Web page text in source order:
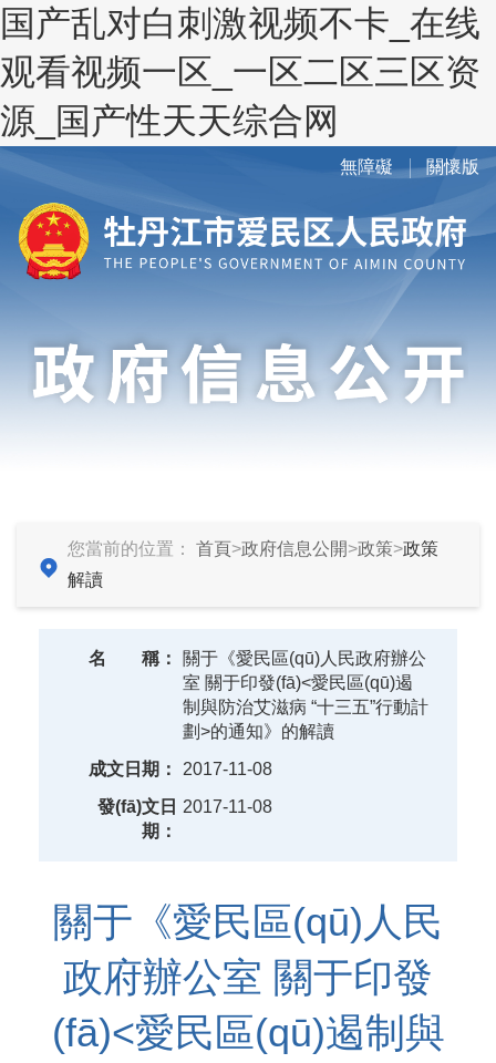
国产乱对白刺激视频不卡_在线
观看视频一区_一区二区三区资
源_国产性天天综合网
無障礙 關懷版
您當前的位置： 首頁>政府信息公開>政策>政策
解讀
名 稱：
關于《愛民區(qū)人民政府辦公
室 關于印發(fā)<愛民區(qū)遏
制與防治艾滋病 “十三五”行動計
劃>的通知》的解讀
成文日期：
2017-11-08
發(fā)文日
期：
2017-11-08
關于《愛民區(qū)人民
政府辦公室 關于印發
(fā)<愛民區(qū)遏制與